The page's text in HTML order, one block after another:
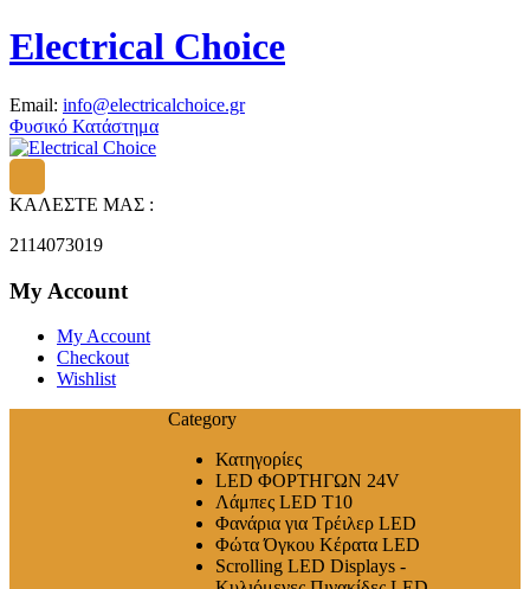
Electrical Choice
Email: info@electricalchoice.gr
Φυσικό Κατάστημα
ΚΑΛΕΣΤΕ ΜΑΣ :
2114073019
My Account
My Account
Checkout
Wishlist
Category
Κατηγορίες
LED ΦΟΡΤΗΓΩΝ 24V
Λάμπες LED T10
Φανάρια για Τρέιλερ LED
Φώτα Όγκου Κέρατα LED
Scrolling LED Displays -